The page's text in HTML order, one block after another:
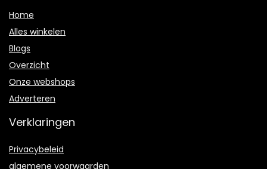
Home
Alles winkelen
Blogs
Overzicht
Onze webshops
Adverteren
Verklaringen
Privacybeleid
algemene voorwaarden